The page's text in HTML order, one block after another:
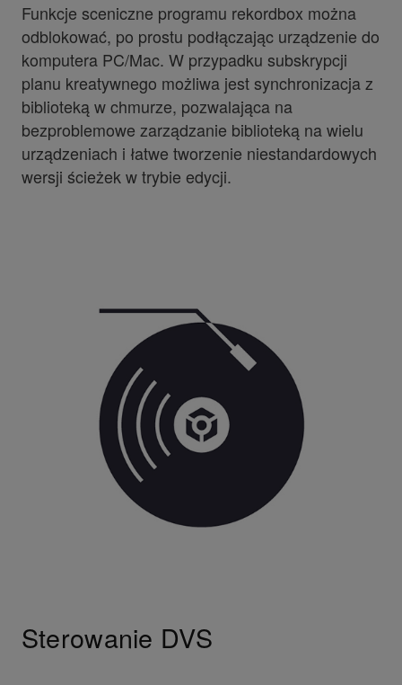
Funkcje sceniczne programu rekordbox można
odblokować, po prostu podłączając urządzenie do
komputera PC/Mac. W przypadku subskrypcji
planu kreatywnego możliwa jest synchronizacja z
biblioteką w chmurze, pozwalająca na
bezproblemowe zarządzanie biblioteką na wielu
urządzeniach i łatwe tworzenie niestandardowych
wersji ścieżek w trybie edycji.
Sterowanie DVS